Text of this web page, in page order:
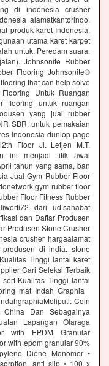
di indonesia crusher
alamatkantorindo.
produk karet Indonesia.
utama karet karpet
untuk: Peredam suara:
Johnsonite Rubber
Flooring Johnsonite®
that can help solve
Untuk Ruangan
flooring untuk ruangan
yang jual rubber
SBR: untuk pemakaian
Indonesia dunlop page
Floor Jl. Letjen M.T.
ini menjadi titik awal
tahun yang sama, ban
Jual Gym Rubber Floor
gym rubber floor
Floor Fitness Rubber
dari ud.sahabat
dan Daftar Produsen
Produsen Stone Crusher
crusher hargaalamat
di india. stone
Tinggi lantai karet
Cari Seleksi Terbaik
Kualitas Tinggi lantai
mat Indah Graphia |
Coin
Dan Sebagainya
Lapangan Olaraga
with EPDM Granular
with epdm granular 90%
Diene Monomer •
anti slip • 100 x